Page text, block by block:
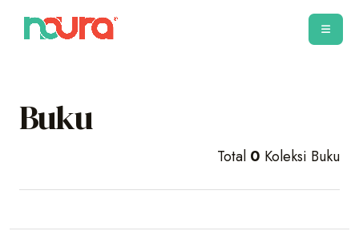
Buku
Total 0 Koleksi Buku